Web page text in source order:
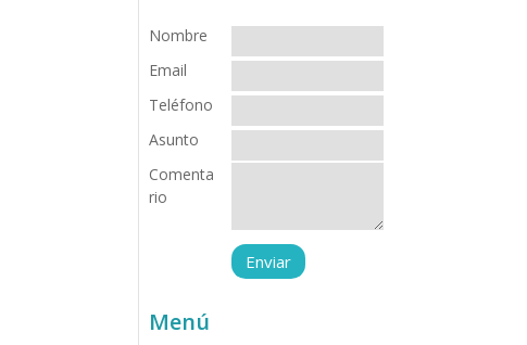
Nombre
Email
Teléfono
Asunto
Comenta
rio
Menú